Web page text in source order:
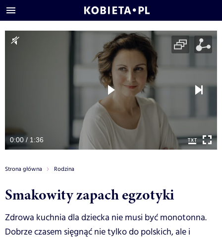
0:00 / 1:36
Strona główna Rodzina
Smakowity zapach egzotyki
Zdrowa kuchnia dla dziecka nie musi być monotonna.
Dobrze czasem sięgnąć nie tylko do polskich, ale i